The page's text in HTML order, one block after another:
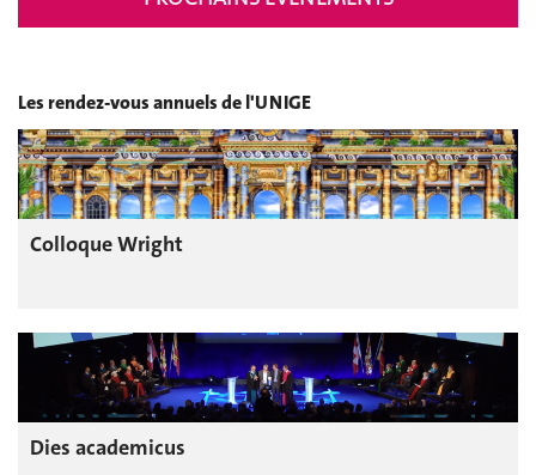
Les rendez-vous annuels de l'UNIGE
Colloque Wright
Dies academicus